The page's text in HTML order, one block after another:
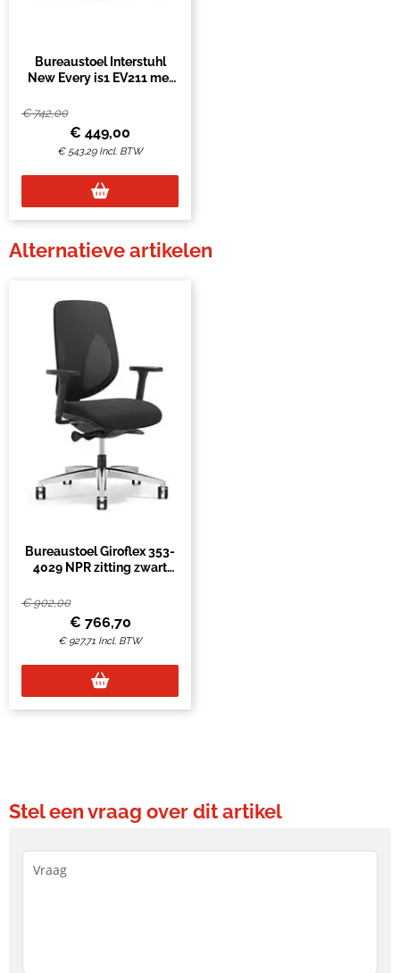
Bureaustoel Interstuhl
New Every is1 EV211 met
€742,00
€ 449,00
€ 543,29 Incl. BTW
Alternatieve artikelen
Bureaustoel Giroflex 353-
4029 NPR zitting zwart
€902,00
€ 766,70
€ 927,71 Incl. BTW
Stel een vraag over dit artikel